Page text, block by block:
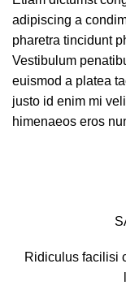
adipiscing a
pharetra tincidunt
Vestibulum
euismod a platea
justo id enim mi
himenaeos eros
Ridiculus facilisi